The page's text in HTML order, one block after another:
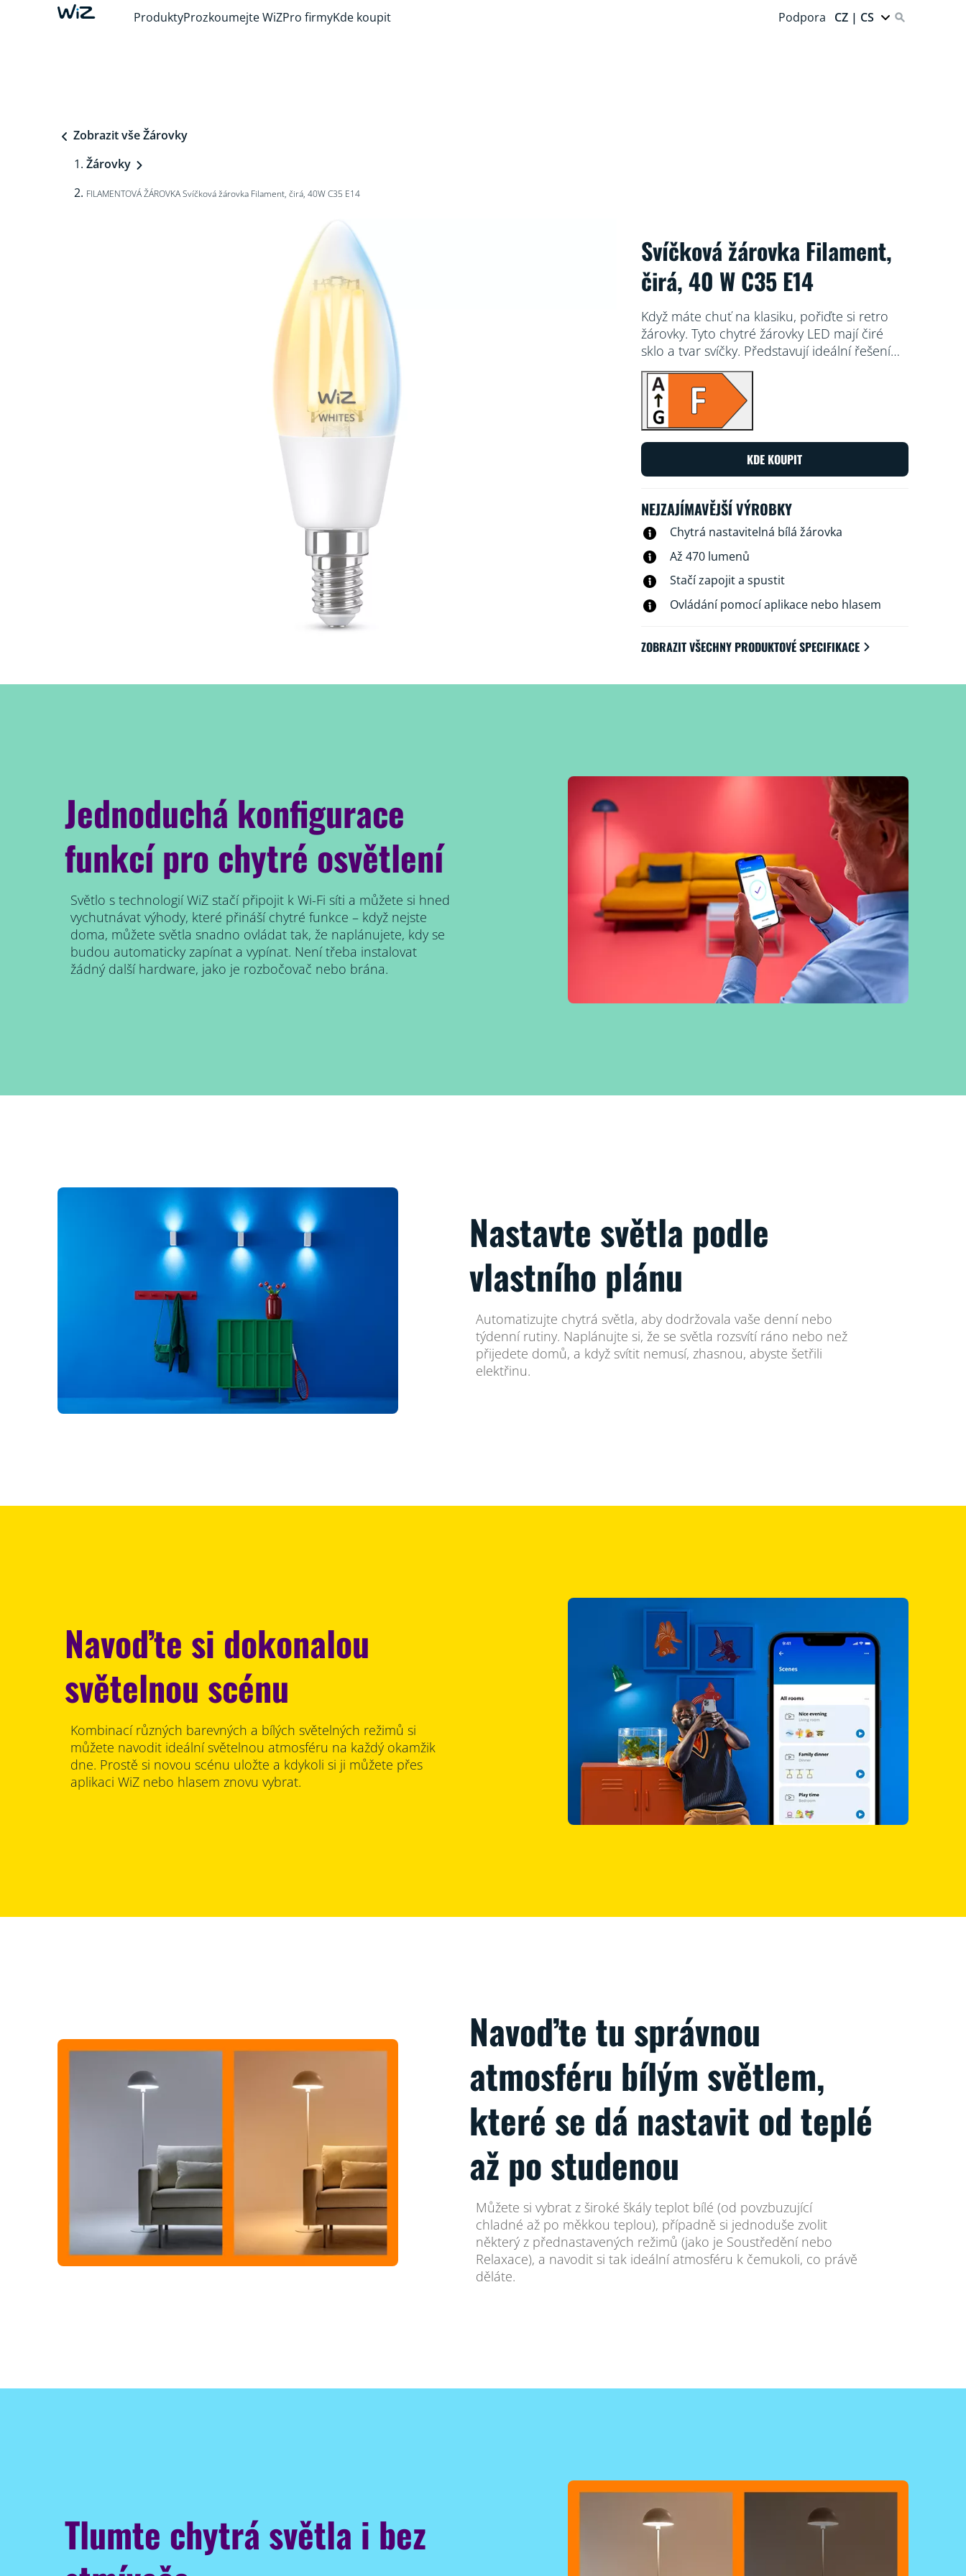
ProduktyProzkoumejte WiZPro firmyKde koupit Podpora CZ | CS
Zobrazit vše Žárovky
Žárovky
FILAMENTOVÁ ŽÁROVKA Svíčková žárovka Filament, čirá, 40W C35 E14
Svíčková žárovka Filament,
čirá, 40 W C35 E14
Když máte chuť na klasiku, pořiďte si retro
žárovky. Tyto chytré žárovky LED mají čiré
sklo a tvar svíčky. Představují ideální řešení
do dekorativních svítidel nebo všude tam,
kde potřebujete závan elegance. Na výběr
máte ze stovek odstínů bílé – od teplé až po
studenou. Odstíny si taky můžete
přizpůsobovaly vašim potřebám a náladám,
které se pořád mění. Všechno se dá
ovládání WiZ nebo hlasem.
KDE KOUPIT
NEJZAJÍMAVĚJŠÍ VÝROBKY
Chytrá nastavitelná bílá žárovka
Až 470 lumenů
Stačí zapojit a spustit
Ovládání pomocí aplikace nebo hlasem
ZOBRAZIT VŠECHNY PRODUKTOVÉ SPECIFIKACE
Jednoduchá konfigurace
funkcí pro chytré osvětlení
Světlo s technologií WiZ stačí připojit k Wi-Fi síti a můžete si hned
vychutnávat výhody, které přináší chytré funkce – když nejste
doma, můžete světla snadno ovládat tak, že naplánujete, kdy se
budou automaticky zapínat a vypínat. Není třeba instalovat
žádný další hardware, jako je rozbočovač nebo brána.
Nastavte světla podle
vlastního plánu
Automatizujte chytrá světla, aby dodržovala vaše denní nebo
týdenní rutiny. Naplánujte si, že se světla rozsvítí ráno nebo než
přijedete domů, a když svítit nemusí, zhasnou, abyste šetřili
elektřinu.
Navoďte si dokonalou
světelnou scénu
Kombinací různých barevných a bílých světelných režimů si
můžete navodit ideální světelnou atmosféru na každý okamžik
dne. Prostě si novou scénu uložte a kdykoli si ji můžete přes
aplikaci WiZ nebo hlasem znovu vybrat.
Navoďte tu správnou
atmosféru bílým světlem,
které se dá nastavit od teplé
až po studenou
Můžete si vybrat z široké škály teplot bílé (od povzbuzující
chladné až po měkkou teplou), případně si jednoduše zvolit
některý z přednastavených režimů (jako je Soustředění nebo
Relaxace), a navodit si tak ideální atmosféru k čemukoli, co právě
děláte.
Tlumte chytrá světla i bez